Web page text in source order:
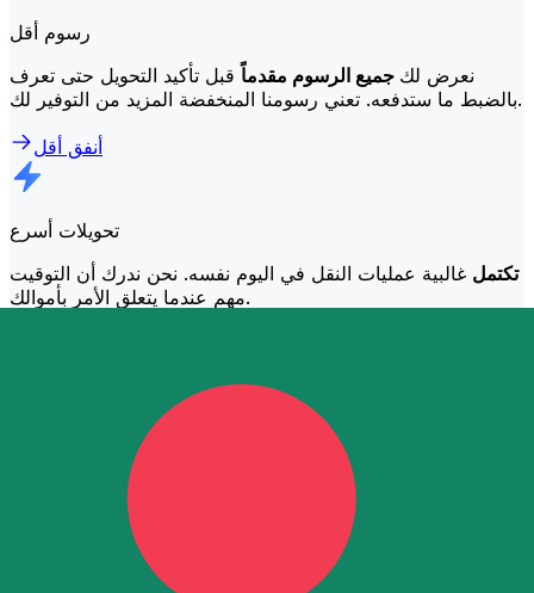
رسوم أقل
نعرض لك جميع الرسوم مقدماًقبل تأكيد التحويل حتى تعرف
بالضبط ما ستدفعه. تعني رسومنا المنخفضة المزيد من التوفير لك.
أنفق أقل
تحويلات أسرع
تكتمل غالبية عمليات النقل في اليوم نفسه. نحن ندرك أن التوقيت
مهم عندما يتعلق الأمر بأموالك.